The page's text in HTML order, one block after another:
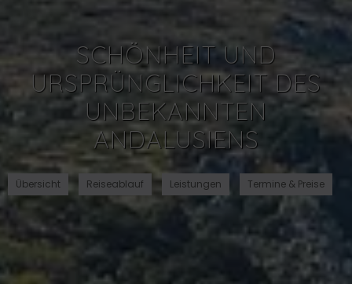
SCHÖNHEIT UND
URSPRÜNGLICHKEIT DES
UNBEKANNTEN
ANDALUSIENS
Übersicht Reiseablauf Leistungen Termine & Preise